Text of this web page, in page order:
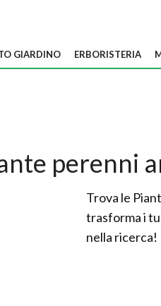
GIARDINO ERBORISTERIA
perenni
Trova le
trasforma i
nella ricerca!